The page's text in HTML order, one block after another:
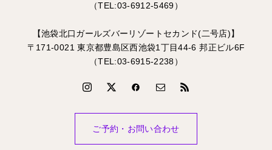
（TEL:03-6912-5469）
【池袋北口ガールズバーリゾートセカンド(二号店)】
〒171-0021 東京都豊島区西池袋1丁目44-6 邦正ビル6F
（TEL:03-6915-2238）
ご予約・お問い合わせ